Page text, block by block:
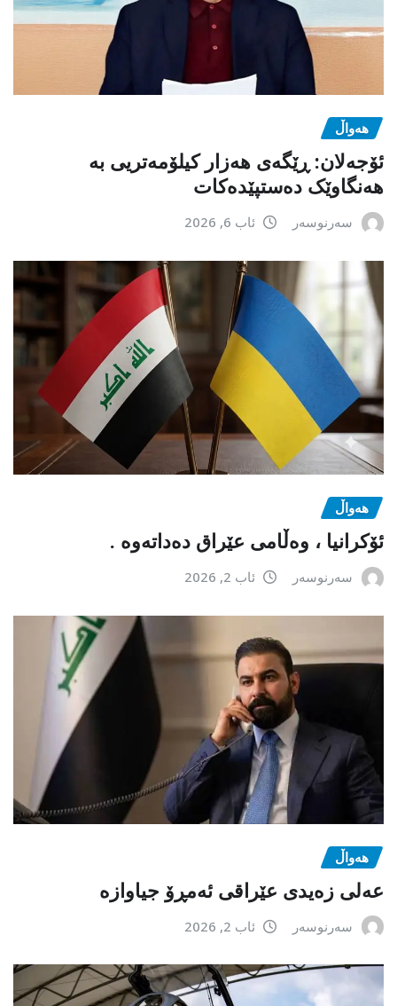
هەواڵ
ئۆجەلان: ڕێگەی هەزار کیلۆمەتریی بە
هەنگاوێک دەستپێدەکات
سەرنوسەر ئاب 6, 2026
هەواڵ
ئۆکرانیا ، وەڵامی عێراق دەداتەوە .
سەرنوسەر ئاب 2, 2026
هەواڵ
عەلی زەیدی عێراقی ئەمڕۆ جیاوازە
سەرنوسەر ئاب 2, 2026